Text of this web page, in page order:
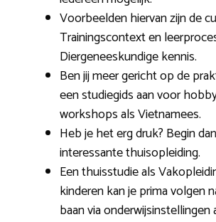
Voorbeelden hiervan zijn de
Trainingscontext en
Diergeneeskundige kennis.
Ben jij meer gericht op de
een studiegids aan voor
workshops als Vietnamees.
Heb je het erg druk? Begin
interessante thuisopleiding.
Een thuisstudie als
kinderen kan je prima volgen
baan via onderwijsinstellingen